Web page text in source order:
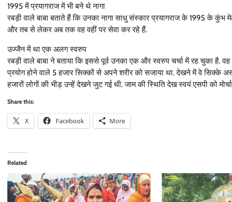
1995 में प्रयागराज में भी बने थे नागा
रबड़ी वाले बाबा बताते हैं कि उनका नागा साधु संस्कार प्रयागराज के 1995 के
और तब से लेकर अब तक वह वहीं पर सेवा कर रहे हैं.
उज्जैन में था एक अलग स्वरुप
रबड़ी वाले बाबा ने बताया कि इससे पूर्व उनका एक और स्वरुप चर्चा में रह चुका है.
प्रयोग होने वाले 5 हजार सिक्कों से अपने शरीर को सजाया था. देखने में वे
हजारों लोगों की भीड़ उन्हें देखने जुट गई थी. जाम की स्थिति देख स्वयं एसपी को
Share this:
X Facebook More
Related